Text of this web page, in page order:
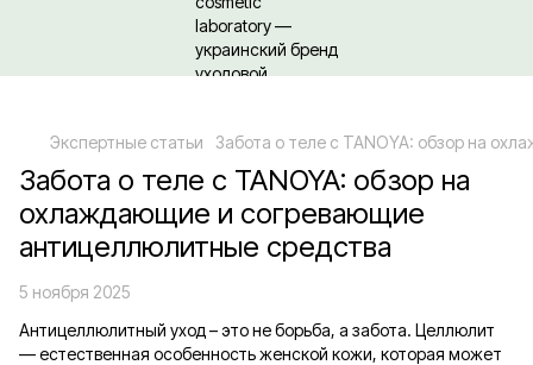
Экспертные статьи Забота о теле с TANOYA: обзор на
Забота о теле с TANOYA: обзор на
охлаждающие и согревающие
антицеллюлитные средства
5 ноября 2025
Антицеллюлитный уход – это не борьба, а забота. Целлюлит
— естественная особенность женской кожи, которая может